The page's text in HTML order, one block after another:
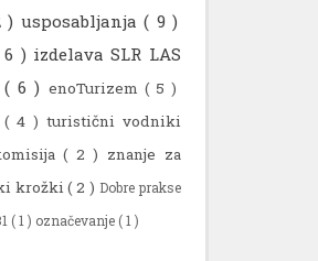
) usposabljanja ( 9 )
6 ) izdelava SLR LAS
( 6 ) enoTurizem ( 5 )
( 4 ) turistični vodniki
( 2 ) znanje za
krožki( 2 ) Dobre prakse
( 1 ) označevanje ( 1 )